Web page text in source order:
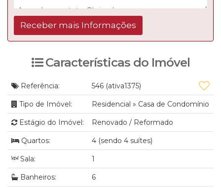
Características do Imóvel
Referência: 546 (ativa1375)
Tipo de Imóvel: Residencial » Casa de Condomínio
Estágio do Imóvel: Renovado / Reformado
Quartos: 4 (sendo 4 suítes)
Sala: 1
Banheiros: 6